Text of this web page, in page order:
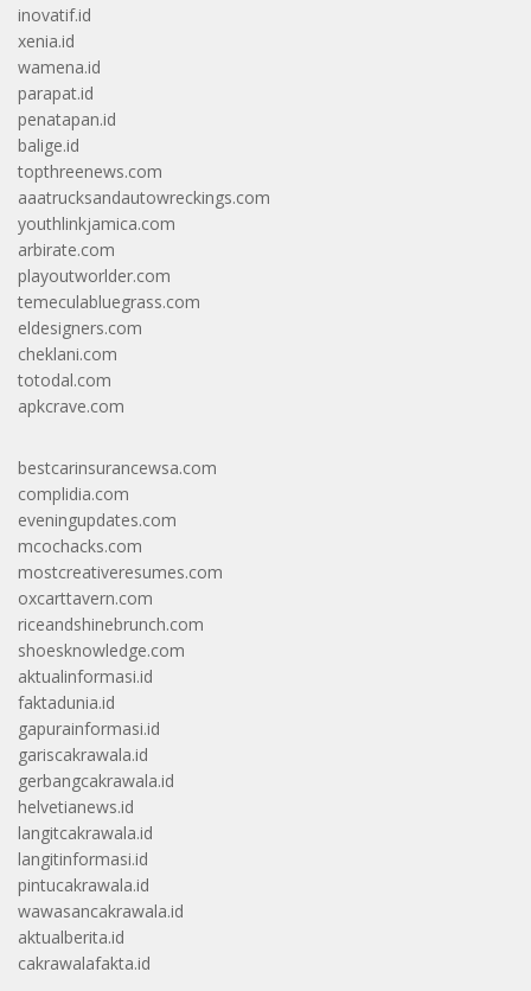
inovatif.id
xenia.id
wamena.id
parapat.id
penatapan.id
balige.id
topthreenews.com
aaatrucksandautowreckings.com
youthlinkjamica.com
arbirate.com
playoutworlder.com
temeculabluegrass.com
eldesigners.com
cheklani.com
totodal.com
apkcrave.com
bestcarinsurancewsa.com
complidia.com
eveningupdates.com
mcochacks.com
mostcreativeresumes.com
oxcarttavern.com
riceandshinebrunch.com
shoesknowledge.com
aktualinformasi.id
faktadunia.id
gapurainformasi.id
gariscakrawala.id
gerbangcakrawala.id
helvetianews.id
langitcakrawala.id
langitinformasi.id
pintucakrawala.id
wawasancakrawala.id
aktualberita.id
cakrawalafakta.id